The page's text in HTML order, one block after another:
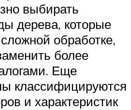
выбирать
дерева, которые
обработке,
более
Еще
классифицируются
и характеристик